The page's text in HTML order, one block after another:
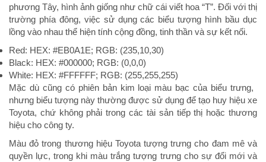
phương Tây, hình ảnh giống như chữ cái viết hoa “T”. Đối với thị
trường phía đông, việc sử dụng các biểu tượng hình bầu dục
lồng vào nhau thể hiện tính cộng đồng, tinh thần và sự kết nối.
Red: HEX: #EB0A1E; RGB: (235,10,30)
Black: HEX: #000000; RGB: (0,0,0)
White: HEX: #FFFFFF; RGB: (255,255,255)
Mặc dù cũng có phiên bản kim loại màu bạc của biểu trưng, ​​
nhưng biểu tượng này thường được sử dụng để tạo huy hiệu xe
Toyota, chứ không phải trong các tài sản tiếp thị hoặc thương
hiệu cho công ty.
Màu đỏ trong thương hiệu Toyota tượng trưng cho đam mê và
quyền lực, trong khi màu trắng tượng trưng cho sự đổi mới và